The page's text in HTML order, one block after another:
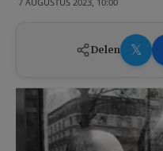
Delen 𝕏